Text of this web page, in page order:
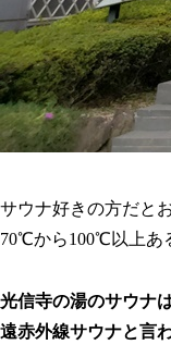
サウナ好きの方だと
70℃から100℃以上あ
光信寺の湯のサウナ
遠赤外線サウナと言